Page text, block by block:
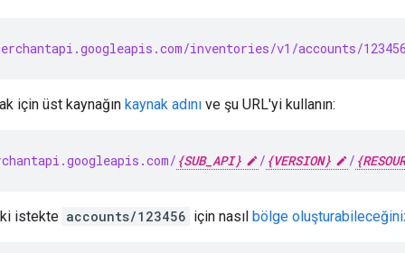
inventories/v1/accounts/
için üst kaynağın kaynak adını ve şu URL'yi kullanın:
{SUB_API} / {VERSION} /
istekte accounts/123456 için nasıl bölge